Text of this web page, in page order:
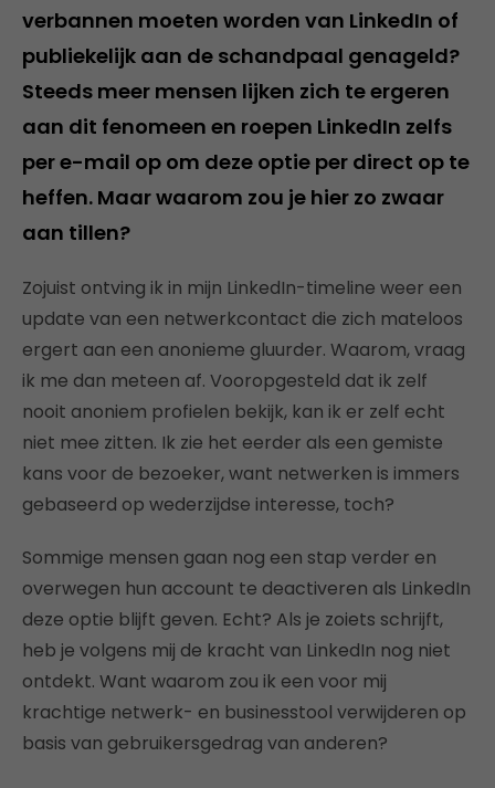
verbannen moeten worden van LinkedIn of
publiekelijk aan de schandpaal genageld?
Steeds meer mensen lijken zich te ergeren
aan dit fenomeen en roepen LinkedIn zelfs
per e-mail op om deze optie per direct op te
heffen. Maar waarom zou je hier zo zwaar
aan tillen?
Zojuist ontving ik in mijn LinkedIn-timeline weer een
update van een netwerkcontact die zich mateloos
ergert aan een anonieme gluurder. Waarom, vraag
ik me dan meteen af. Vooropgesteld dat ik zelf
nooit anoniem profielen bekijk, kan ik er zelf echt
niet mee zitten. Ik zie het eerder als een gemiste
kans voor de bezoeker, want netwerken is immers
gebaseerd op wederzijdse interesse, toch?
Sommige mensen gaan nog een stap verder en
overwegen hun account te deactiveren als LinkedIn
deze optie blijft geven. Echt? Als je zoiets schrijft,
heb je volgens mij de kracht van LinkedIn nog niet
ontdekt. Want waarom zou ik een voor mij
krachtige netwerk- en businesstool verwijderen op
basis van gebruikersgedrag van anderen?